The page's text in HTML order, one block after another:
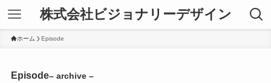
株式会社ビジョナリーデザイン
ホーム Episode
Episode– archive –